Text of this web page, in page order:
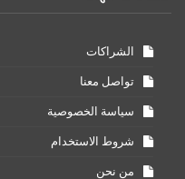
الشراكات
تواصل معنا
سياسة الخصوصية
شروط الاستخدام
من نحن